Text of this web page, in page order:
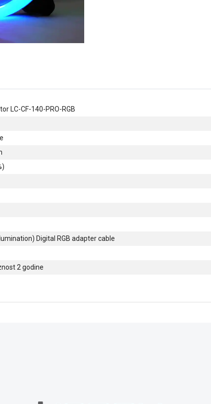
LC-CF-140-PRO-RGB
Digital RGB adapter cable
2 godine